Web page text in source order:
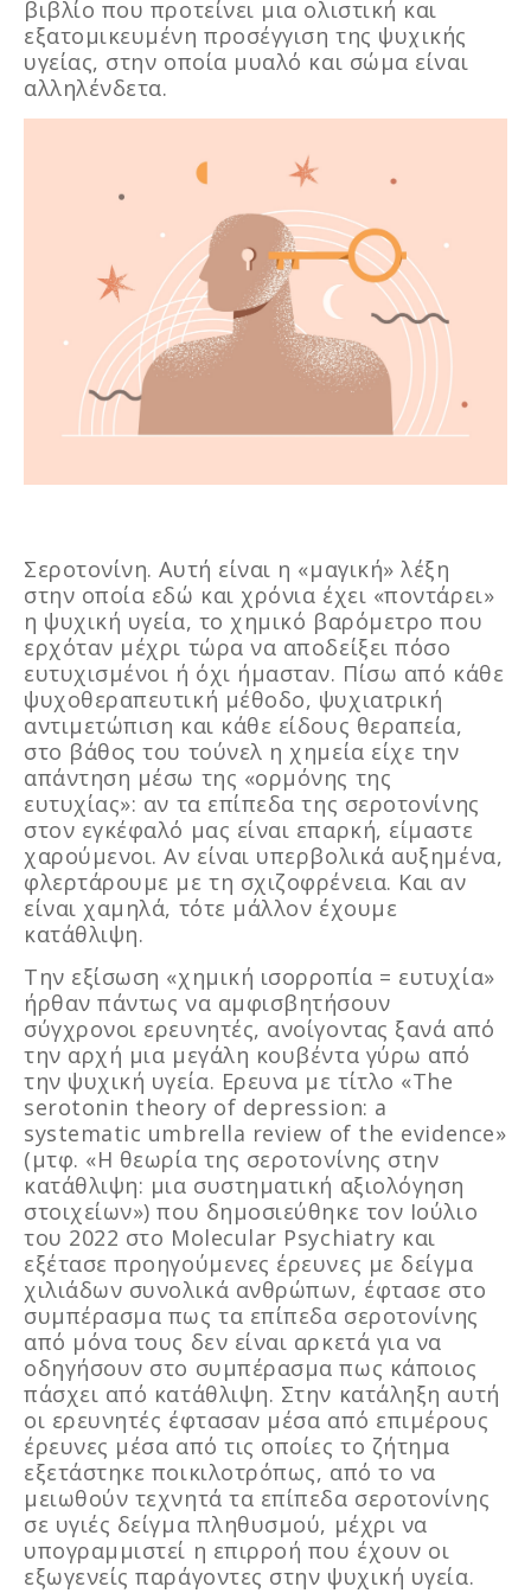
βιβλίο που προτείνει μια ολιστική και
εξατομικευμένη προσέγγιση της ψυχικής
υγείας, στην οποία μυαλό και σώμα είναι
αλληλένδετα.
Σεροτονίνη. Αυτή είναι η «μαγική» λέξη
στην οποία εδώ και χρόνια έχει «ποντάρει»
η ψυχική υγεία, το χημικό βαρόμετρο που
ερχόταν μέχρι τώρα να αποδείξει πόσο
ευτυχισμένοι ή όχι ήμασταν. Πίσω από κάθε
ψυχοθεραπευτική μέθοδο, ψυχιατρική
αντιμετώπιση και κάθε είδους θεραπεία,
στο βάθος του τούνελ η χημεία είχε την
απάντηση μέσω της «ορμόνης της
ευτυχίας»: αν τα επίπεδα της σεροτονίνης
στον εγκέφαλό μας είναι επαρκή, είμαστε
χαρούμενοι. Αν είναι υπερβολικά αυξημένα,
φλερτάρουμε με τη σχιζοφρένεια. Και αν
είναι χαμηλά, τότε μάλλον έχουμε
κατάθλιψη.
Την εξίσωση «χημική ισορροπία = ευτυχία»
ήρθαν πάντως να αμφισβητήσουν
σύγχρονοι ερευνητές, ανοίγοντας ξανά από
την αρχή μια μεγάλη κουβέντα γύρω από
την ψυχική υγεία. Ερευνα με τίτλο «The
serotonin theory of depression: a
systematic umbrella review of the evidence»
(μτφ. «Η θεωρία της σεροτονίνης στην
κατάθλιψη: μια συστηματική αξιολόγηση
στοιχείων») που δημοσιεύθηκε τον Ιούλιο
του 2022 στο Molecular Psychiatry και
εξέτασε προηγούμενες έρευνες με δείγμα
χιλιάδων συνολικά ανθρώπων, έφτασε στο
συμπέρασμα πως τα επίπεδα σεροτονίνης
από μόνα τους δεν είναι αρκετά για να
οδηγήσουν στο συμπέρασμα πως κάποιος
πάσχει από κατάθλιψη. Στην κατάληξη αυτή
οι ερευνητές έφτασαν μέσα από επιμέρους
έρευνες μέσα από τις οποίες το ζήτημα
εξετάστηκε ποικιλοτρόπως, από το να
μειωθούν τεχνητά τα επίπεδα σεροτονίνης
σε υγιές δείγμα πληθυσμού, μέχρι να
υπογραμμιστεί η επιρροή που έχουν οι
εξωγενείς παράγοντες στην ψυχική υγεία.